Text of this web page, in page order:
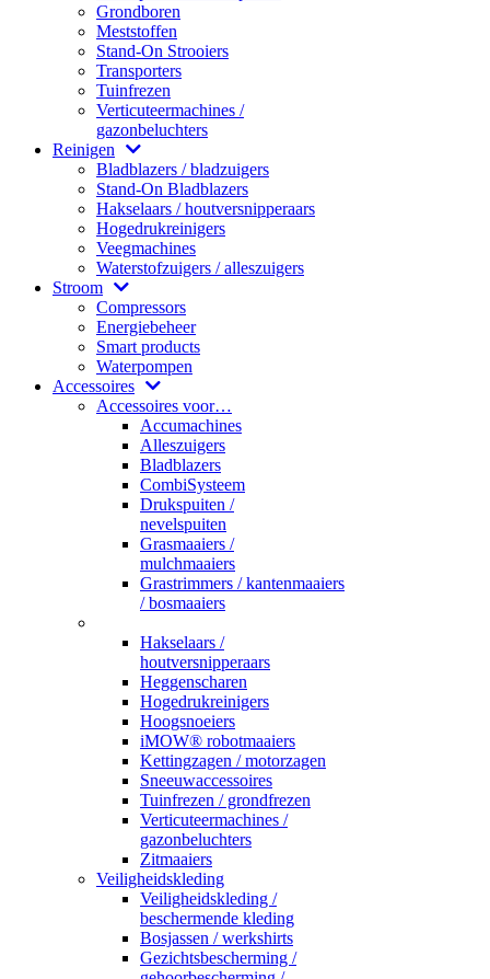
Grondboren
Meststoffen
Stand-On Strooiers
Transporters
Tuinfrezen
Verticuteermachines /
gazonbeluchters
Reinigen
Bladblazers / bladzuigers
Stand-On Bladblazers
Hakselaars / houtversnipperaars
Hogedrukreinigers
Veegmachines
Waterstofzuigers / alleszuigers
Stroom
Compressors
Energiebeheer
Smart products
Waterpompen
Accessoires
Accessoires voor…
Accumachines
Alleszuigers
Bladblazers
CombiSysteem
Drukspuiten /
nevelspuiten
Grasmaaiers /
mulchmaaiers
Grastrimmers / kantenmaaiers
/ bosmaaiers
Hakselaars /
houtversnipperaars
Heggenscharen
Hogedrukreinigers
Hoogsnoeiers
iMOW® robotmaaiers
Kettingzagen / motorzagen
Sneeuwaccessoires
Tuinfrezen / grondfrezen
Verticuteermachines /
gazonbeluchters
Zitmaaiers
Veiligheidskleding
Veiligheidskleding /
beschermende kleding
Bosjassen / werkshirts
Gezichtsbescherming /